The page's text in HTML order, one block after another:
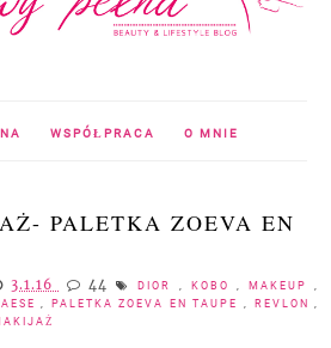
WSPÓŁPRACA O MNIE
PALETKA ZOEVA EN
3.1.16 44 DIOR KOBO MAKEUP
PALETKA ZOEVA EN TAUPE REVLON